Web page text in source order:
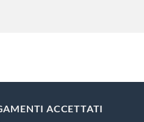
ACCETTATI